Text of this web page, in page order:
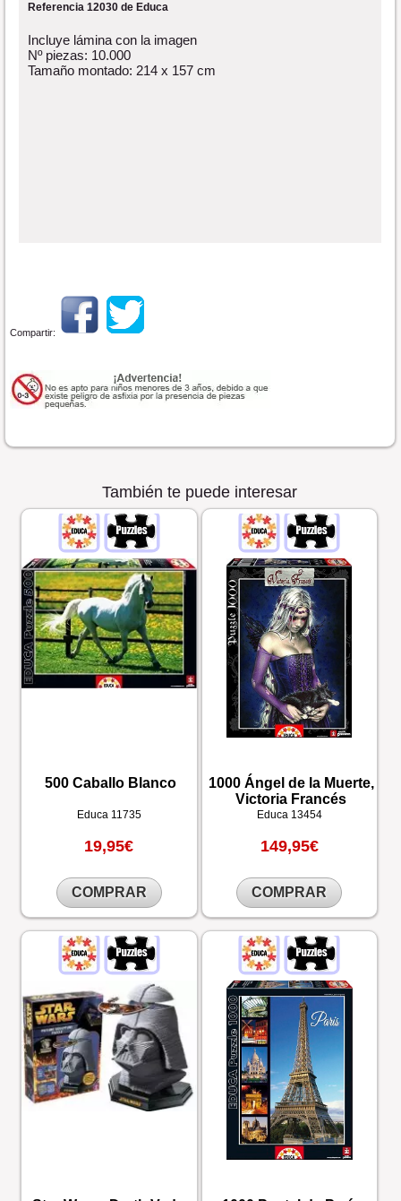
Referencia 12030 de Educa
Incluye lámina con la imagen
Nº piezas: 10.000
Tamaño montado: 214 x 157 cm
Compartir:
También te puede interesar
500 Caballo Blanco
Educa 11735
19,95€
COMPRAR
1000 Ángel de la Muerte,
Victoria Francés
Educa 13454
149,95€
COMPRAR